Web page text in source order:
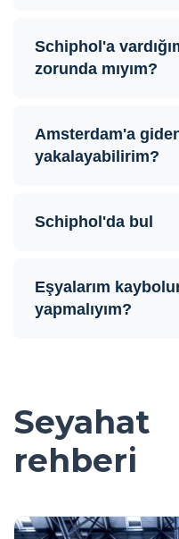
Schiphol'a
zorunda mıyım?
Amsterdam'a
yakalayabilirim?
Schiphol'da bul
Eşyalarım
yapmalıyım?
Seyahat
rehberi